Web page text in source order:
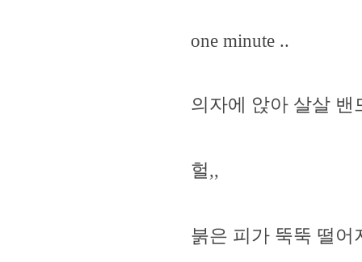
one minute ..
의자에 앉아 살살 밴
헐,,
붉은 피가 뚝뚝 떨